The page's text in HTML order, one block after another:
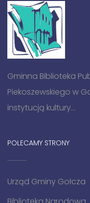
Gminna Biblioteka
Piekoszewskiego w
instytucją kultury...
POLECAMY STRONY
Urząd Gminy Gołcza